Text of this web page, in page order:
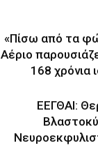
«Πίσω από τα
Αέριο
168 χρόνια
ΕΕΓΘΑΙ: